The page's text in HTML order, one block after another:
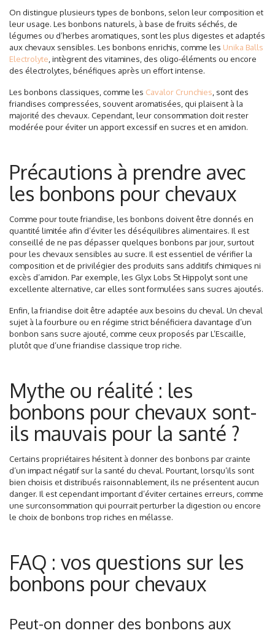
On distingue plusieurs types de bonbons, selon leur composition et
leur usage. Les bonbons naturels, à base de fruits séchés, de
légumes ou d’herbes aromatiques, sont les plus digestes et adaptés
aux chevaux sensibles. Les bonbons enrichis, comme les Unika Balls
Electrolyte , intègrent des vitamines, des oligo-éléments ou encore
des électrolytes, bénéfiques après un effort intense.
Les bonbons classiques, comme les Cavalor Crunchies , sont des
friandises compressées, souvent aromatisées, qui plaisent à la
majorité des chevaux. Cependant, leur consommation doit rester
modérée pour éviter un apport excessif en sucres et en amidon.
Précautions à prendre avec
les bonbons pour chevaux
Comme pour toute friandise, les bonbons doivent être donnés en
quantité limitée afin d’éviter les déséquilibres alimentaires. Il est
conseillé de ne pas dépasser quelques bonbons par jour, surtout
pour les chevaux sensibles au sucre. Il est essentiel de vérifier la
composition et de privilégier des produits sans additifs chimiques ni
excès d’amidon. Par exemple, les Glyx Lobs St Hippolyt sont une
excellente alternative, car elles sont formulées sans sucres ajoutés.
Enfin, la friandise doit être adaptée aux besoins du cheval. Un cheval
sujet à la fourbure ou en régime strict bénéficiera davantage d’un
bonbon sans sucre ajouté, comme ceux proposés par L’Escaille,
plutôt que d’une friandise classique trop riche.
Mythe ou réalité : les
bonbons pour chevaux sont-
ils mauvais pour la santé ?
Certains propriétaires hésitent à donner des bonbons par crainte
d’un impact négatif sur la santé du cheval. Pourtant, lorsqu’ils sont
bien choisis et distribués raisonnablement, ils ne présentent aucun
danger. Il est cependant important d’éviter certaines erreurs, comme
une surconsommation qui pourrait perturber la digestion ou encore
le choix de bonbons trop riches en mélasse.
FAQ : vos questions sur les
bonbons pour chevaux
Peut-on donner des bonbons aux